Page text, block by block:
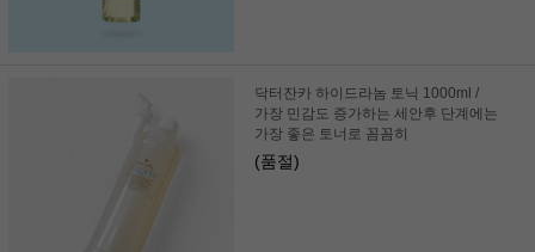
닥터잔카 하이드라놈 토닉 1000ml /
가장 민감도 증가하는 세안후 단계에는
가장 좋은 토너로 꼼꼼히
(품절)